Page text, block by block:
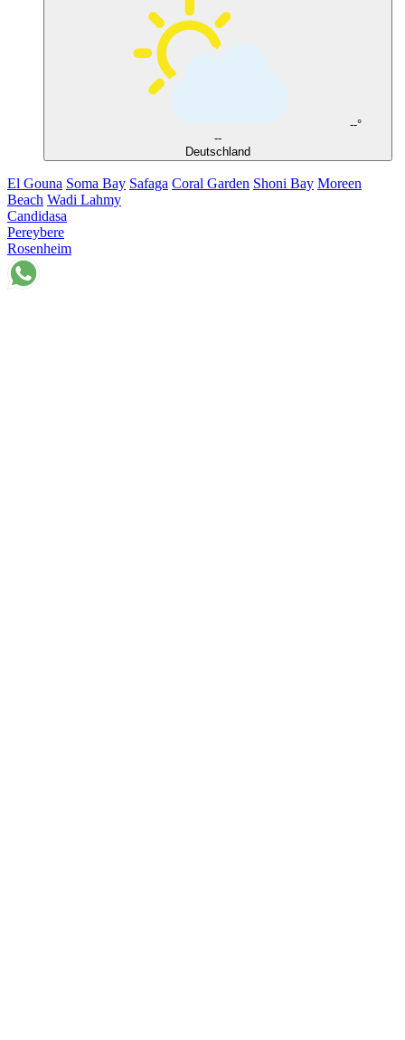
--°
--
Deutschland
El Gouna Soma Bay Safaga Coral Garden Shoni Bay Moreen
Beach Wadi Lahmy
Candidasa
Pereybere
Rosenheim